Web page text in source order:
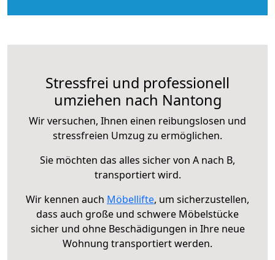
Stressfrei und professionell
umziehen nach Nantong
Wir versuchen, Ihnen einen reibungslosen und
stressfreien Umzug zu ermöglichen.
Sie möchten das alles sicher von A nach B,
transportiert wird.
Wir kennen auch Möbellifte, um sicherzustellen,
dass auch große und schwere Möbelstücke
sicher und ohne Beschädigungen in Ihre neue
Wohnung transportiert werden.